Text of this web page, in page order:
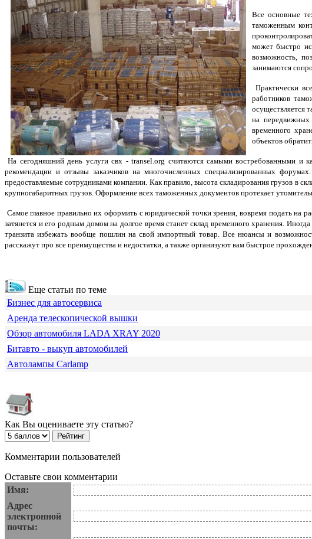
Все основные
таможенным
может быстро
возможность,
занимаются
Практически
работников
осуществляется
на передвижных
временного
объектов
На сегодняшний день услуги свх - transel.org считаются самыми востребованными и
рекомендации и отзывы заказчиков на многочисленных специализированных
предоставляемые сотрудниками компании. Как правило, высота складирования грузов в
крупногабаритных грузов. Оформление всех таможенных документов протекает
Самое главное правильно их оформить с юридической точки зрения, вовремя подать на
затянется и его родным домом на долгое время станет склад временного хранения.
транзита избежать вообще пошлин на свой импортный товар. Все нюансы и
расскажут про все преимущества и недостатки, а также организуют вам быстрое
Еще статьи по теме
Бизнес для автосервиса
Аренда телескопической вышки
Обзор автомобиля LADA XRAY 2020
Битавто - выкуп автомобилей
Автолампы Carlamp
Как Вы оцениваете эту статью?
Комментарии пользователей
Оставьте свои комментарии
Имя:
Адрес
электронной
почты: